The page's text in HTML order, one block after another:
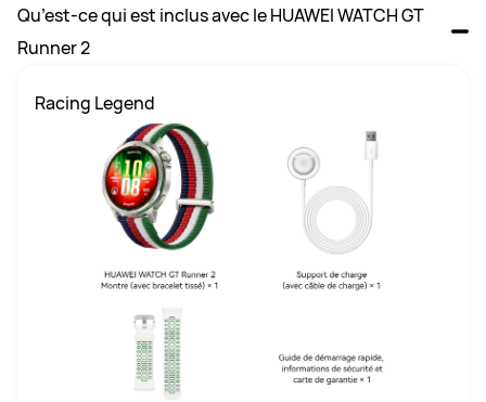
Qu’est-ce qui est inclus avec le HUAWEI WATCH GT
Runner 2
Racing Legend